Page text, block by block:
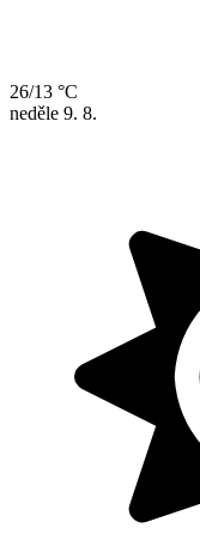
26/13 °C
neděle 9. 8.